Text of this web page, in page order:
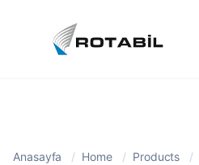
Anasayfa / Home / Products /